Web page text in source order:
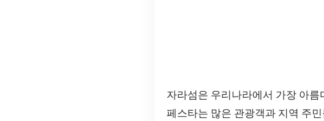
자라섬은 우리나라에서 가장 아
페스타는 많은 관광객과 지역 주